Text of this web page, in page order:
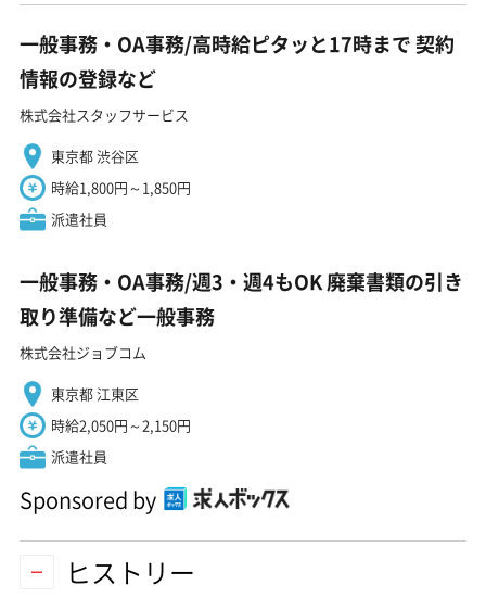
一般事務・OA事務/高時給ピタッと17時まで 契約
情報の登録など
株式会社スタッフサービス
東京都 渋谷区
時給1,800円～1,850円
派遣社員
一般事務・OA事務/週3・週4もOK 廃棄書類の引き
取り準備など一般事務
株式会社ジョブコム
東京都 江東区
時給2,050円～2,150円
派遣社員
Sponsored by
ヒストリー